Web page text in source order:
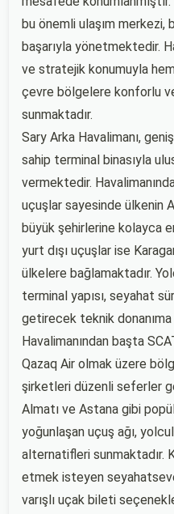
bu önemli ulaşım
başarıyla yönetmektedir.
ve stratejik konumuyla
çevre bölgelere konforlu
sunmaktadır.
Sary Arka Havalimanı,
sahip terminal binasıyla
vermektedir.
uçuşlar sayesinde ülkenin
büyük şehirlerine kolayca
yurt dışı uçuşlar ise
ülkelere bağlamaktadır.
terminal yapısı, seyahat
getirecek teknik donanıma
Havalimanından başta
Qazaq Air olmak üzere
şirketleri düzenli seferler
Almatı ve Astana gibi
yoğunlaşan uçuş ağı,
alternatifleri sunmaktadır.
etmek isteyen
varışlı uçak bileti